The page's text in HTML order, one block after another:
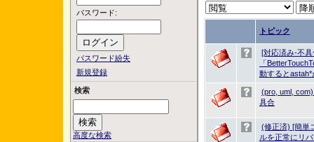
パスワード:
パスワード紛失
新規登録
検索
高度な検索
トピック
[対応済み-不
「
動すると
(pro, uml,
具合
(修正済) [簡単
ルを正常にリ